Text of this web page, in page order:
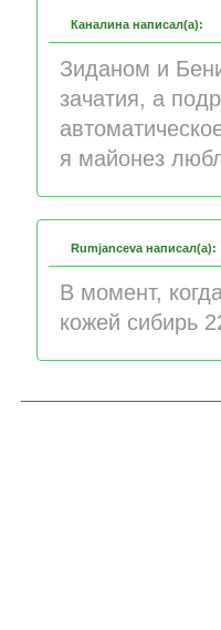
Каналина написал(а):
Зиданом и
зачатия, а
я майонез
Rumjanceva написал(а):
В момент,
кожей сибирь